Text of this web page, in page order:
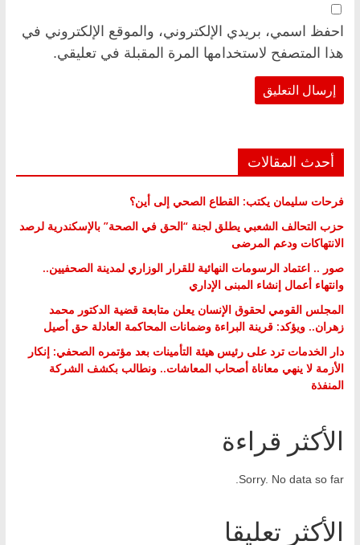
احفظ اسمي، بريدي الإلكتروني، والموقع الإلكتروني في
هذا المتصفح لاستخدامها المرة المقبلة في تعليقي.
أحدث المقالات
فرحات سليمان يكتب: القطاع الصحي إلى أين؟
حزب التحالف الشعبي يطلق لجنة “الحق في الصحة” بالإسكندرية لرصد
الانتهاكات ودعم المرضى
صور .. اعتماد الرسومات النهائية للقرار الوزاري لمدينة الصحفيين..
وانتهاء أعمال إنشاء المبنى الإداري
المجلس القومي لحقوق الإنسان يعلن متابعة قضية الدكتور محمد
زهران.. ويؤكد: قرينة البراءة وضمانات المحاكمة العادلة حق أصيل
دار الخدمات ترد على رئيس هيئة التأمينات بعد مؤتمره الصحفي: إنكار
الأزمة لا ينهي معاناة أصحاب المعاشات.. ونطالب بكشف الشركة
المنفذة
الأكثر قراءة
Sorry. No data so far.
الأكثر تعليقا